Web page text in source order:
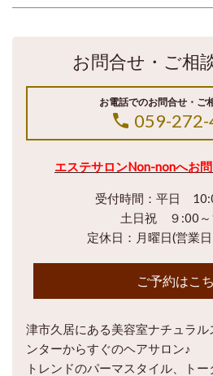
お問合せ・ご相
お電話でのお問合せ・ご
059-
エステサロンNon-nonへお
受付時間：平日
土日祝 ９:00～
定休日：月曜日(営業
ご予約はこ
津市久居にある美容室ナチュラ
ンターからすぐのヘア
トレンドのパーマスタイル、ト